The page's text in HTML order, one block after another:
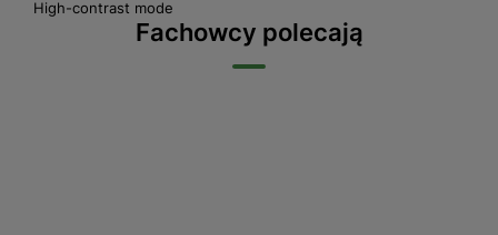
High-contrast mode
Fachowcy polecają